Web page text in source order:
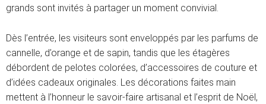
grands sont invités à partager un moment convivial.
Dès l’entrée, les visiteurs sont enveloppés par les parfums de
cannelle, d’orange et de sapin, tandis que les étagères
débordent de pelotes colorées, d’accessoires de couture et
d’idées cadeaux originales. Les décorations faites main
mettent à l’honneur le savoir-faire artisanal et l’esprit de Noël,